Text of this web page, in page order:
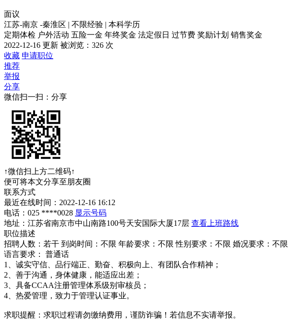
面议
江苏-南京 -秦淮区 | 不限经验 | 本科学历
定期体检 户外活动 五险一金 年终奖金 法定假日 过节费 奖励计划 销售奖金
2022-12-16 更新 被浏览： 326 次
收藏 申请职位
推荐
举报
分享
微信扫一扫：分享
↑微信扫上方二维码↑
便可将本文分享至朋友圈
联系方式
最近在线时间：2022-12-16 16:12
电话： 025 ****0028 显示号码
地址：江苏省南京市中山南路100号天安国际大厦17层 查看上班路线
职位描述
招聘人数：若干 到岗时间：不限 年龄要求：不限 性别要求：不限 婚况要求：不限
语言要求： 普通话
1、诚实守信、品行端正、勤奋、积极向上、有团队合作精神；
2、善于沟通，身体健康，能适应出差；
3、具备CCAA注册管理体系级别审核员；
4、热爱管理，致力于管理认证事业。
求职提醒：求职过程请勿缴纳费用，谨防诈骗！若信息不实请举报。